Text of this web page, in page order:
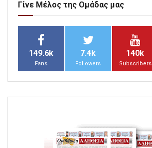
Γίνε Μέλος της Ομάδας μας
149.6k
Fans
7.4k
Followers
140k
Subscribers